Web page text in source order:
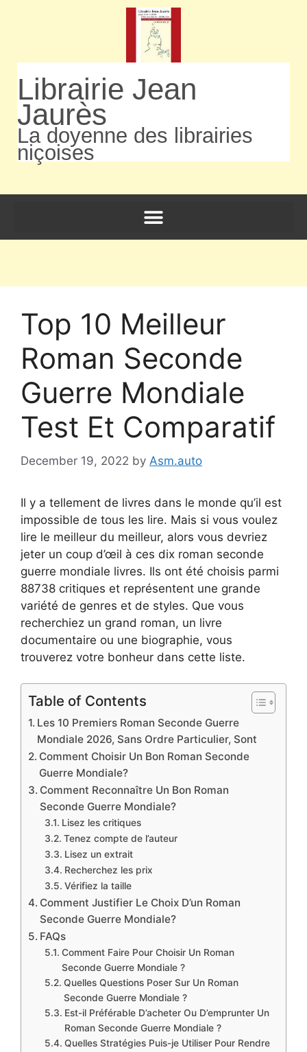
Librairie Jean
Jaurès
La doyenne des librairies
niçoises
Top 10 Meilleur
Roman Seconde
Guerre Mondiale
Test Et Comparatif
December 19, 2022 by Asm.auto
Il y a tellement de livres dans le monde qu’il est
impossible de tous les lire. Mais si vous voulez
lire le meilleur du meilleur, alors vous devriez
jeter un coup d’œil à ces dix roman seconde
guerre mondiale livres. Ils ont été choisis parmi
88738 critiques et représentent une grande
variété de genres et de styles. Que vous
recherchiez un grand roman, un livre
documentaire ou une biographie, vous
trouverez votre bonheur dans cette liste.
Table of Contents
Les 10 Premiers Roman Seconde Guerre
Mondiale 2026, Sans Ordre Particulier, Sont
Comment Choisir Un Bon Roman Seconde
Guerre Mondiale?
Comment Reconnaître Un Bon Roman
Seconde Guerre Mondiale?
Lisez les critiques
Tenez compte de l’auteur
Lisez un extrait
Recherchez les prix
Vérifiez la taille
Comment Justifier Le Choix D’un Roman
Seconde Guerre Mondiale?
FAQs
Comment Faire Pour Choisir Un Roman
Seconde Guerre Mondiale ?
Quelles Questions Poser Sur Un Roman
Seconde Guerre Mondiale ?
Est-il Préférable D’acheter Ou D’emprunter Un
Roman Seconde Guerre Mondiale ?
Quelles Stratégies Puis-je Utiliser Pour Rendre